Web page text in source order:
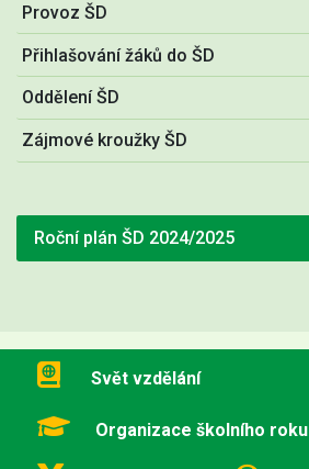
Provoz ŠD
Přihlašování žáků do ŠD
Oddělení ŠD
Zájmové kroužky ŠD
Roční plán ŠD 2024/2025
Svět vzdělání
Organizace školního roku